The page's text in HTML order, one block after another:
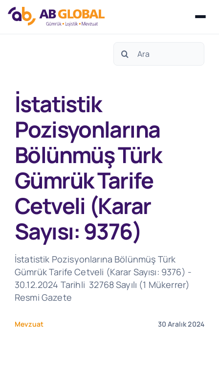
Search
İstatistik
Pozisyonlarına
Bölünmüş Türk
Gümrük Tarife
Cetveli (Karar
Sayısı: 9376)
İstatistik Pozisyonlarına Bölünmüş Türk
Gümrük Tarife Cetveli (Karar Sayısı: 9376) -
30.12.2024 Tarihli 32768 Sayılı (1 Mükerrer)
Resmi Gazete
Mevzuat 30 Aralık 2024